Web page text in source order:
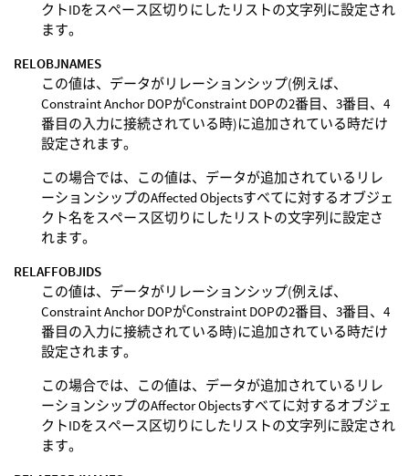
クトIDをスペース区切りにしたリストの文字列に設定され
ます。
RELOBJNAMES
この値は、データがリレーションシップ(例えば、
Constraint Anchor DOPがConstraint DOPの2番目、3番目、4
番目の入力に接続されている時)に追加されている時だけ
設定されます。
この場合では、この値は、データが追加されているリレ
ーションシップのAffected Objectsすべてに対するオブジェ
クト名をスペース区切りにしたリストの文字列に設定さ
れます。
RELAFFOBJIDS
この値は、データがリレーションシップ(例えば、
Constraint Anchor DOPがConstraint DOPの2番目、3番目、4
番目の入力に接続されている時)に追加されている時だけ
設定されます。
この場合では、この値は、データが追加されているリレ
ーションシップのAffector Objectsすべてに対するオブジェ
クトIDをスペース区切りにしたリストの文字列に設定され
ます。